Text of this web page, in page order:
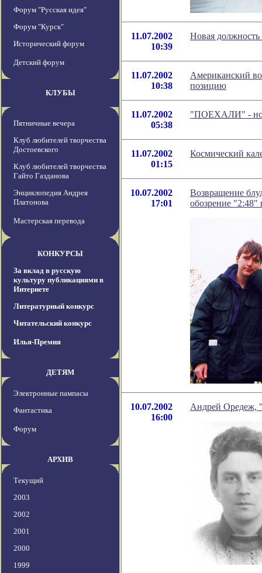
Форум "Русская идея"
Форум "Курск"
Исторический форум
Детский форум
КЛУБЫ
Пятничные вечера
Клуб любителей творчества
Достоевского
Клуб любителей творчества
Гайто Газданова
Энциклопедия Андрея
Платонова
Мастерская перевода
КОНКУРСЫ
За вклад в русскую
культуру публикациями в
Интернете
Литературный конкурс
Читательский конкурс
Илья-Премия
ДЕТЯМ
Электронные пампасы
Фантастика
Форум
АРХИВ
Текущий
2003
2002
2001
2000
1999
11.07.2002
10:39
Новая должность
11.07.2002
10:38
Американский
позицию
11.07.2002
05:38
"ПОЕХАЛИ" -
11.07.2002
01:15
Космический
10.07.2002
17:01
Возвращение
обозрение "2:48"
10.07.2002
16:00
Андрей Оредеж,